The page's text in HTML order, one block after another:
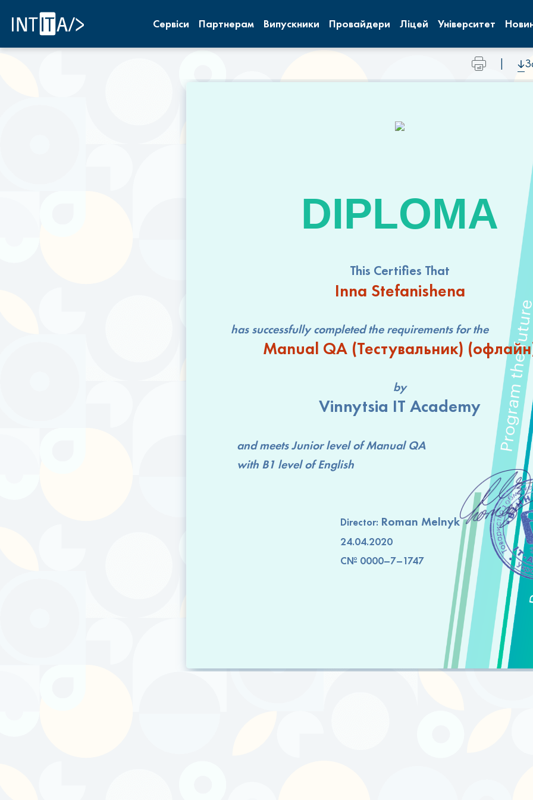
Сервіси Партнерам Випускники Провайдери Ліцей Університет
|
DIPLOMA
This Certifies That
Inna Stefanishena
has successfully completed the requirements for the
Manual QA (Тестувальник)
by
Vinnytsia IT Academy
and meetsJunior levelof Manual QA
with B1 levelof English
Director: Roman Melnyk
24.04.2020
C№ 0000–7–1747